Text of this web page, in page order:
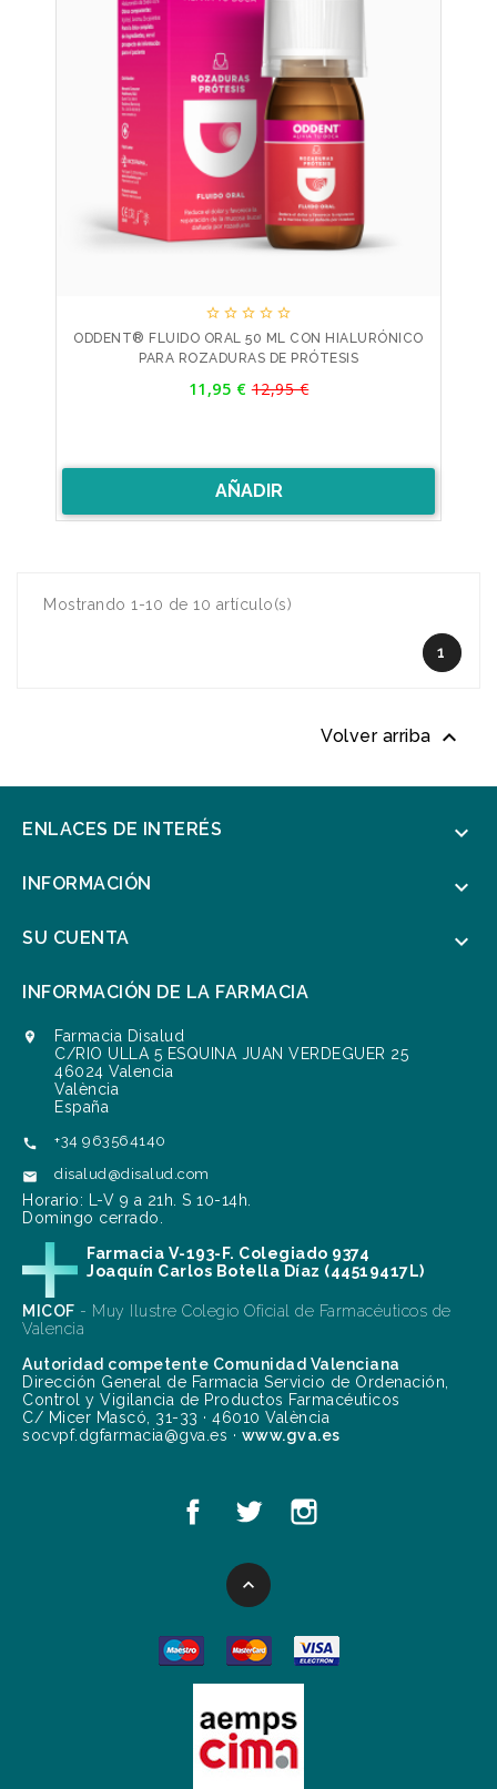
    
ODDENT® FLUIDO ORAL 50 ML CON HIALURÓNICO
PARA ROZADURAS DE PRÓTESIS
11,95 €Precio
12,95 €
AÑADIR
Mostrando 1-10 de 10 artículo(s)
1
Volver arriba 
ENLACES DE INTERÉS 
INFORMACIÓN 
SU CUENTA 
INFORMACIÓN DE LA FARMACIA

Farmacia Disalud
C/RIO ULLA 5 ESQUINA JUAN VERDEGUER 25
46024 Valencia
València
España
 +34 963564140
 disalud@disalud.com
Horario: L-V 9 a 21h. S 10-14h.
Domingo cerrado.
Farmacia V-193-F. Colegiado 9374
Joaquín Carlos Botella Díaz (44519417L)
MICOF - Muy Ilustre Colegio Oficial de Farmacéuticos de
Valencia
Autoridad competente Comunidad Valenciana
Dirección General de Farmacia Servicio de Ordenación,
Control y Vigilancia de Productos Farmacéuticos
C/ Micer Mascó, 31-33 · 46010 València
socvpf.dgfarmacia@gva.es · www.gva.es
